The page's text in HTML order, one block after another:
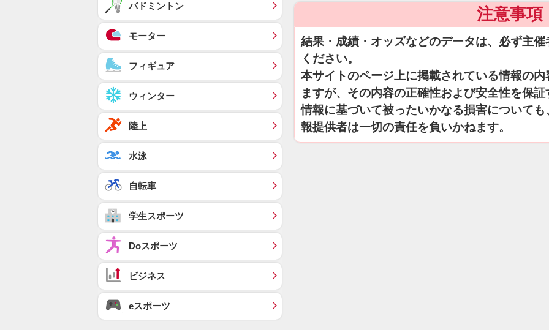
注意事項
結果・成績・オッズなどのデータは、必ず主
ください。
本サイトのページ上に掲載されている情報の
ますが、その内容の正確性および安全性を保
情報に基づいて被ったいかなる損害について
報提供者は一切の責任を負いかねます。
バドミントン
モーター
フィギュア
ウィンター
陸上
水泳
自転車
学生スポーツ
Doスポーツ
ビジネス
eスポーツ